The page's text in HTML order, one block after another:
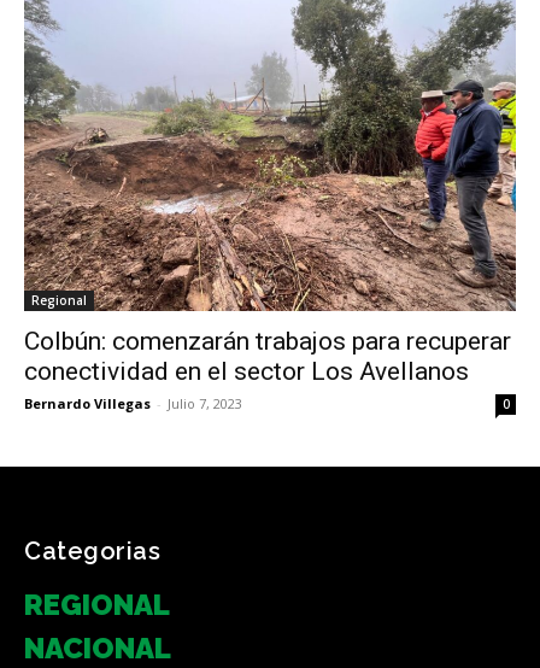
Regional
Colbún: comenzarán trabajos para recuperar
conectividad en el sector Los Avellanos
Bernardo Villegas - Julio 7, 2023 0
Categorias
REGIONAL
NACIONAL